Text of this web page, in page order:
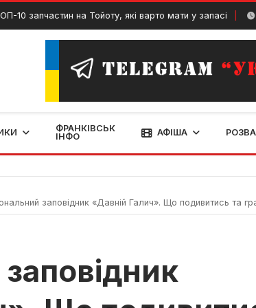
на Тойоту, які варто мати у запасі 9
ФРАНКІВСЬК
ІНФО
АФІША
заповідник «Давній Галич». Що подивитись та графік